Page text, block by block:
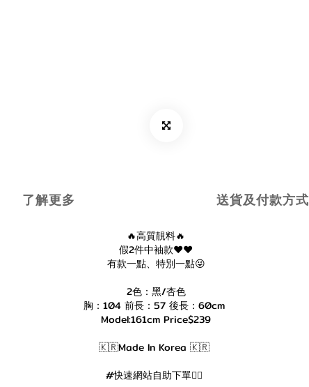
了解更多 送貨及付款方式
🔥高質靚料🔥
假2件中袖款❤️❤️
有款一點、特別一點😜
2色：黑/杏色
胸：104 前長：57 後長：60cm
Model:161cm Price$239
🇰🇷Made In Korea 🇰🇷
#快速網站自助下單👇🏻